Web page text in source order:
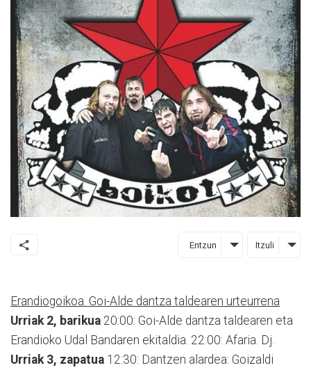
Entzun Itzuli
Erandiogoikoa. Goi-Alde dantza taldearen urteurrena
Urriak 2, barikua 20:00: Goi-Alde dantza taldearen eta
Erandioko Udal Bandaren ekitaldia. 22:00: Afaria. Dj.
Urriak 3, zapatua 12:30: Dantzen alardea: Goizaldi